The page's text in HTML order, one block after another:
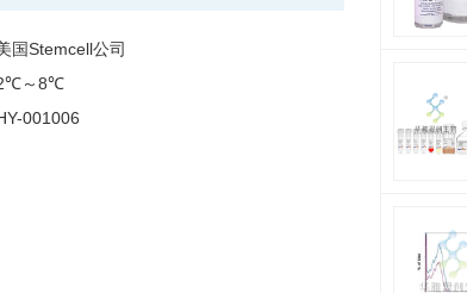
国Stemcell公司
～8℃
001006